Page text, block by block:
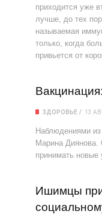
приходится уже
лучше, до тех
называемая
только, когда
привьется от
ЗДОРОВЬЕ 13
Наблюдениями из
Марина Диянова.
принимать новые
Ишимцы